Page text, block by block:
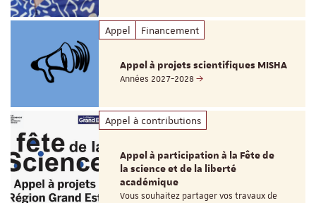
Appel Financement
Appel à projets scientifiques MISHA
Années 2027-2028
Appel à contributions
Appel à participation à la Fête de
la science et de la liberté
académique
Vous souhaitez partager vos travaux de